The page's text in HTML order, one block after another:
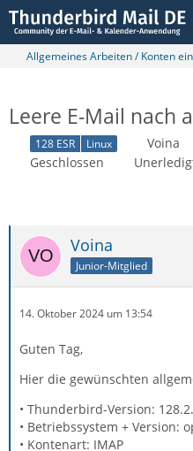
Allgemeines Arbeiten / Konten
Leere E-Mail nach
128 ESR Linux Voina
Geschlossen
Voina
Junior-Mitglied
14. Oktober 2024 um 13:54
Guten Tag,
Hier die gewünschten
• Thunderbird-Version:
• Betriebssystem + Version:
• Kontenart: IMAP